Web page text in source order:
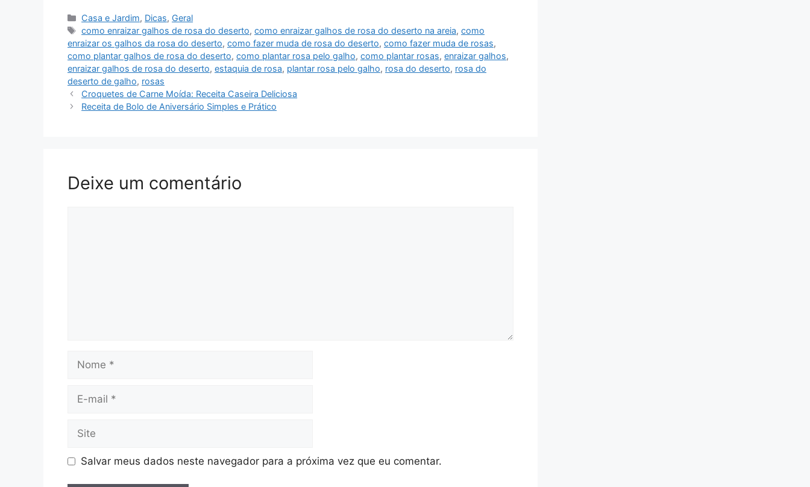
Casa e Jardim, Dicas, Geral
como enraizar galhos de rosa do deserto,como enraizar galhos de rosa do deserto na areia,como
enraizar os galhos da rosa do deserto, como fazer muda de rosa do deserto, como fazer muda de rosas,
como plantar galhos de rosa do deserto, como plantar rosa pelo galho, como plantar rosas, enraizar galhos,
enraizar galhos de rosa do deserto, estaquia de rosa, plantar rosa pelo galho, rosa do deserto, rosa do
deserto de galho, rosas
Croquetes de Carne Moída: Receita Caseira Deliciosa
Receita de Bolo de Aniversário Simples e Prático
Deixe um comentário
Salvar meus dados neste navegador para a próxima vez que eu comentar.